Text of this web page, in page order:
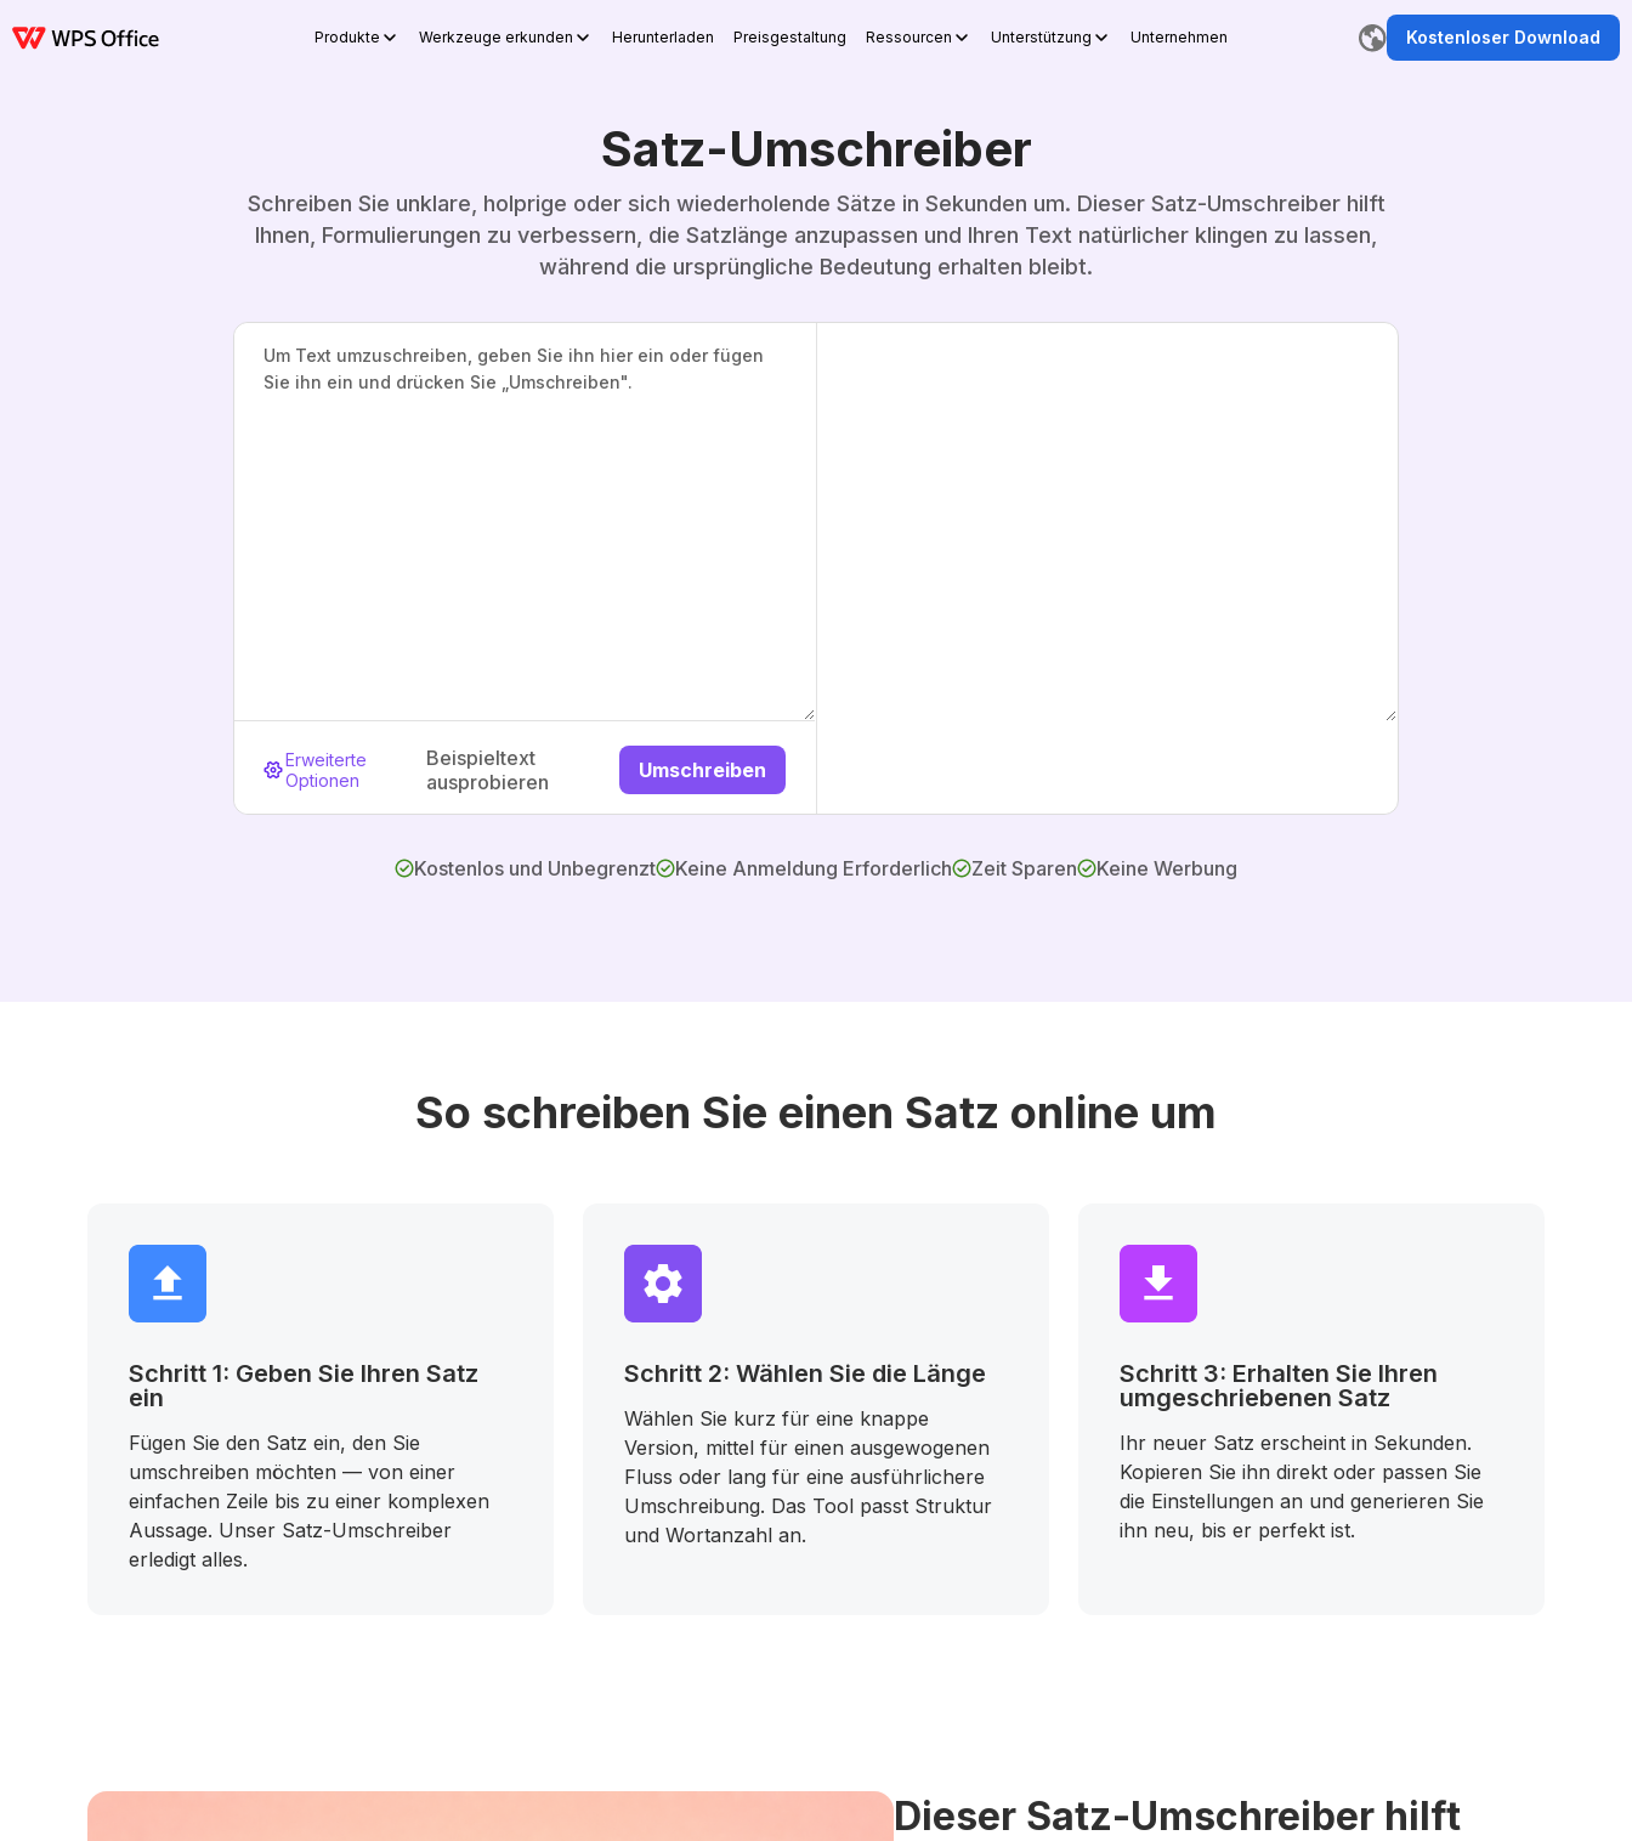
Produkte Werkzeuge erkunden Herunterladen Preisgestaltung Ressourcen Unterstützung Unternehmen Kostenloser Download
Satz-Umschreiber
Schreiben Sie unklare, holprige oder sich wiederholende Sätze in Sekunden um. Dieser Satz-Umschreiber hilft
Ihnen, Formulierungen zu verbessern, die Satzlänge anzupassen und Ihren Text natürlicher klingen zu lassen,
während die ursprüngliche Bedeutung erhalten bleibt.
Erweiterte
Optionen
Beispieltext
ausprobieren
Umschreiben
Kostenlos und Unbegrenzt Keine Anmeldung Erforderlich Zeit Sparen Keine Werbung
So schreiben Sie einen Satz online um
Schritt 1: Geben Sie Ihren Satz
ein
Fügen Sie den Satz ein, den Sie
umschreiben möchten — von einer
einfachen Zeile bis zu einer komplexen
Aussage. Unser Satz-Umschreiber
erledigt alles.
Schritt 2: Wählen Sie die Länge
Wählen Sie kurz für eine knappe
Version, mittel für einen ausgewogenen
Fluss oder lang für eine ausführlichere
Umschreibung. Das Tool passt Struktur
und Wortanzahl an.
Schritt 3: Erhalten Sie Ihren
umgeschriebenen Satz
Ihr neuer Satz erscheint in Sekunden.
Kopieren Sie ihn direkt oder passen Sie
die Einstellungen an und generieren Sie
ihn neu, bis er perfekt ist.
Dieser Satz-Umschreiber hilft